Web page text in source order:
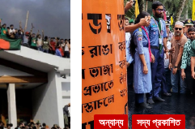
অন্যান্য সদ্য প্রকাশিত